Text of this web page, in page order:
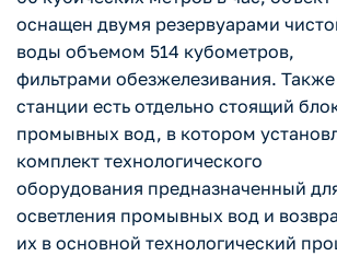
оснащен двумя резервуарами
воды объемом 514 кубометров,
фильтрами обезжелезивания. Также
станции есть отдельно стоящий
промывных вод, в котором
комплект технологического
оборудования предназначенный
осветления промывных вод и
их в основной технологический